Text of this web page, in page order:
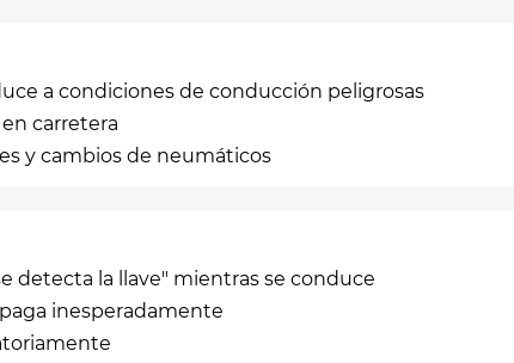
a condiciones de conducción peligrosas
carretera
y cambios de neumáticos
detecta la llave" mientras se conduce
inesperadamente